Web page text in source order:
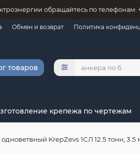
обращайтесь по телефонам:
Обмен и возврат Политика
товаров
крепежа по чертежам
KrepZevs 1СЛ 12.5 тонн,